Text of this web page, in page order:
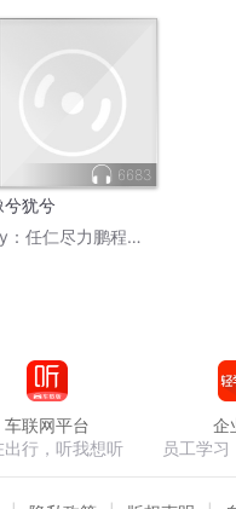
6683
兮犹兮
： 任仁尽力鹏程万里
车联网平台
出行，听我想听
企
员工学